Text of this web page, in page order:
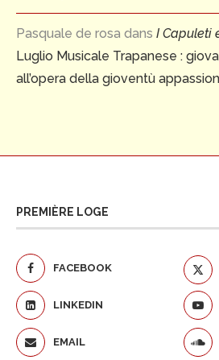
Pasquale de rosa dans I Capuleti
Luglio Musicale Trapanese :
all’opera della gioventù
PREMIÈRE LOGE
FACEBOOK
LINKEDIN
EMAIL